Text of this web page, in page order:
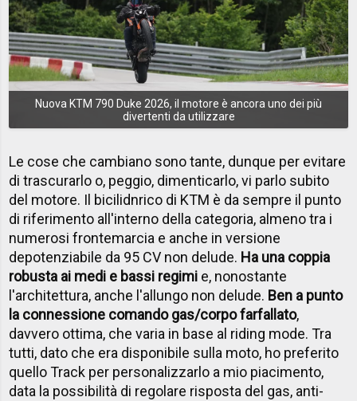
Nuova KTM 790 Duke 2026, il motore è ancora uno dei più
divertenti da utilizzare
Le cose che cambiano sono tante, dunque per evitare
di trascurarlo o, peggio, dimenticarlo, vi parlo subito
del motore. Il bicilidnrico di KTM è da sempre il punto
di riferimento all'interno della categoria, almeno tra i
numerosi frontemarcia e anche in versione
depotenziabile da 95 CV non delude. Ha una coppia
robusta ai medi e bassi regimi e, nonostante
l'architettura, anche l'allungo non delude. Ben a punto
la connessione comando gas/corpo farfallato,
davvero ottima, che varia in base al riding mode. Tra
tutti, dato che era disponibile sulla moto, ho preferito
quello Track per personalizzarlo a mio piacimento,
data la possibilità di regolare risposta del gas, anti-